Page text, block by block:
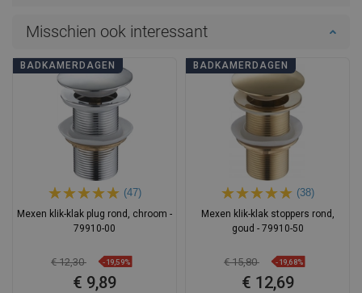
Misschien ook interessant
BADKAMERDAGEN
(47)
Mexen klik-klak plug rond, chroom -
79910-00
€ 12,30 -19,59%
€ 9,89
BADKAMERDAGEN
(38)
Mexen klik-klak stoppers rond,
goud - 79910-50
€ 15,80 -19,68%
€ 12,69